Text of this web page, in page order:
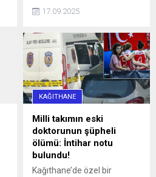
gasbetmeye çalışan 16 ve
darbettikleri gerekçesiyle
tutuklandı.
17.09.2025
KAĞITHANE
Milli takımın eski
doktorunun şüpheli
ölümü: İntihar notu
bulundu!
Kağıthane’de özel bir